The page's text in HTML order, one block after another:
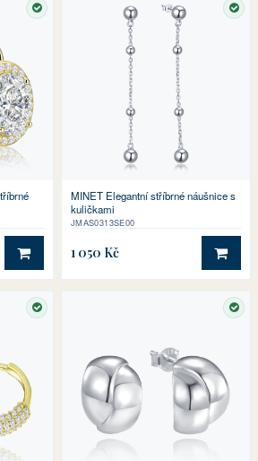
SKLADEM
DO KOŠÍKU
MINET Elegantní stříbrné náušnice s
kuličkami
JMAS0313SE00
1 050 Kč DO
SKLADEM